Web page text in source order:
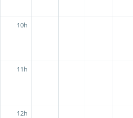
10h
11h
12h